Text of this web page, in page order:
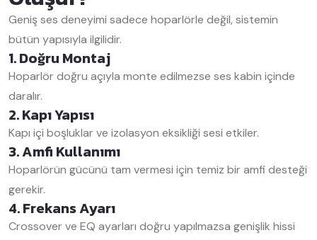
Geniş ses deneyimi sadece hoparlörle değil, sistemin
bütün yapısıyla ilgilidir.
1. Doğru Montaj
Hoparlör doğru açıyla monte edilmezse ses kabin içinde
daralır.
2. Kapı Yapısı
Kapı içi boşluklar ve izolasyon eksikliği sesi etkiler.
3. Amfi Kullanımı
Hoparlörün gücünü tam vermesi için temiz bir amfi desteği
gerekir.
4. Frekans Ayarı
Crossover ve EQ ayarları doğru yapılmazsa genişlik hissi